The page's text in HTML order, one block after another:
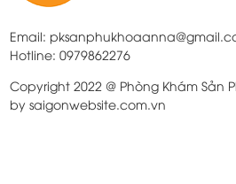
Email:
Hotline: 0979862276
Copyright 2022 @ Phòng Khám Sản
by saigonwebsite.com.vn